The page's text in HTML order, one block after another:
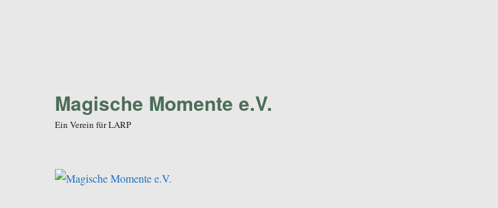
Magische Momente e.V.
Ein Verein für LARP